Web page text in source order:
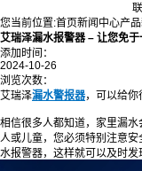
您当前位置:首页新闻中心产
艾瑞泽漏水报警器 – 让您免
添加时间：
2024-10-26
浏览次数：
艾瑞泽漏水警报器，可以给你
相信很多人都知道，家里漏
人或儿童，您必须特别注意
水报警器，这样就可以及时发